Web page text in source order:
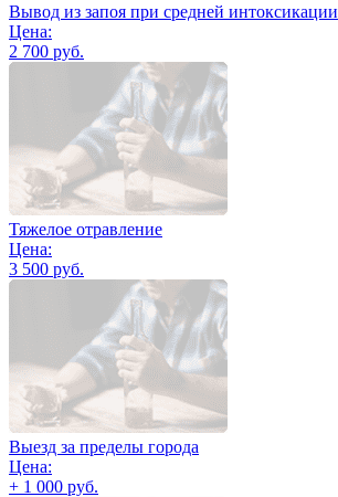
Вывод из запоя при средней интоксикации
Цена:
2 700 руб.
Тяжелое отравление
Цена:
3 500 руб.
Выезд за пределы города
Цена:
+ 1 000 руб.